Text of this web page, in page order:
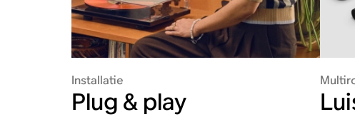
Installatie
Plug & play